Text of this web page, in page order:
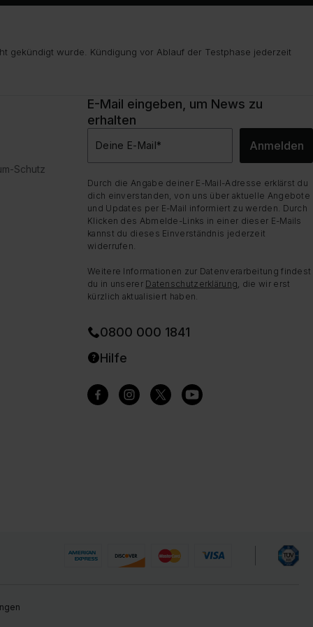
gekündigt wurde. Kündigung vor Ablauf der Testphase jederzeit
Schutz
E-Mail eingeben, um News zu
erhalten
Deine E-Mail* Anmelden
Durch die Angabe deiner E-Mail-Adresse erklärst du
dich einverstanden, von uns über aktuelle Angebote
und Updates per E-Mail informiert zu werden. Durch
Klicken des Abmelde-Links in einer dieser E-Mails
kannst du dieses Einverständnis jederzeit
widerrufen.
Weitere Informationen zur Datenverarbeitung findest
du in unserer Datenschutzerklärung, die wir erst
kürzlich aktualisiert haben.
0800 000 1841
Hilfe